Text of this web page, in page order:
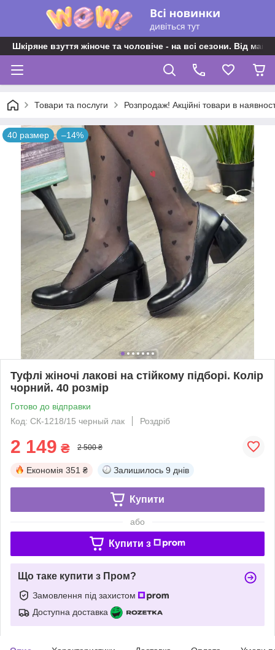
Шкіряне взуття жіноче та чоловіче - на всі сезони. Від
Товари та послуги Розпродаж! Акційні товари в
40 размер –14%
Туфлі жіночі лакові на стійкому підборі. Колір
чорний. 40 розмір
Готово до відправки
Код: СК-1218/15 черный лак
Роздріб
2 149 ₴ 2 500 ₴
Економія 351 ₴ Залишилось 9 днів
Купити
або
Купити з
Що таке купити з Пром?
Замовлення під захистом
Доступна доставка